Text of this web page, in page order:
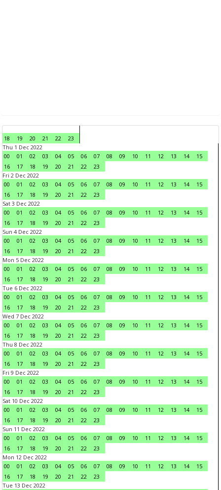
18 19 20 21 22
23
Thu 1 Dec 2022
00
01 02 03 04 05 06 07 08 09 10 11 12 13 14
15
16
17 18 19 20 21 22
23
Fri 2 Dec 2022
00
01 02 03 04 05 06 07 08 09 10 11 12 13 14
15
16
17 18 19 20 21 22
23
Sat 3 Dec 2022
00
01 02 03 04 05 06 07 08 09 10 11 12 13 14
15
16
17 18 19 20 21 22
23
Sun 4 Dec 2022
00
01 02 03 04 05 06 07 08 09 10 11 12 13 14
15
16
17 18 19 20 21 22
23
Mon 5 Dec 2022
00
01 02 03 04 05 06 07 08 09 10 11 12 13 14
15
16
17 18 19 20 21 22
23
Tue 6 Dec 2022
00
01 02 03 04 05 06 07 08 09 10 11 12 13 14
15
16
17 18 19 20 21 22
23
Wed 7 Dec 2022
00
01 02 03 04 05 06 07 08 09 10 11 12 13 14
15
16
17 18 19 20 21 22
23
Thu 8 Dec 2022
00
01 02 03 04 05 06 07 08 09 10 11 12 13 14
15
16
17 18 19 20 21 22
23
Fri 9 Dec 2022
00
01 02 03 04 05 06 07 08 09 10 11 12 13 14
15
16
17 18 19 20 21 22
23
Sat 10 Dec 2022
00
01 02 03 04 05 06 07 08 09 10 11 12 13 14
15
16
17 18 19 20 21 22
23
Sun 11 Dec 2022
00
01 02 03 04 05 06 07 08 09 10 11 12 13 14
15
16
17 18 19 20 21 22
23
Mon 12 Dec 2022
00
01 02 03 04 05 06 07 08 09 10 11 12 13 14
15
16
17 18 19 20 21 22
23
Tue 13 Dec 2022